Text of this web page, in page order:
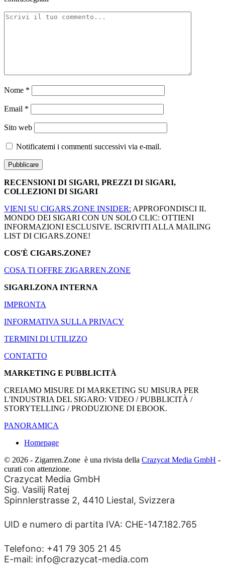
Nome *
Email *
Sito web
Notificatemi i commenti successivi via e-mail.
RECENSIONI DI SIGARI, PREZZI DI SIGARI,
COLLEZIONI DI SIGARI
VIENI SU CIGARS.ZONE INSIDER: APPROFONDISCI IL
MONDO DEI SIGARI CON UN SOLO CLIC: OTTIENI
INFORMAZIONI ESCLUSIVE. ISCRIVITI ALLA MAILING
LIST DI CIGARS.ZONE!
COS'È CIGARS.ZONE?
COSA TI OFFRE ZIGARREN.ZONE
SIGARI.ZONA INTERNA
IMPRONTA
INFORMATIVA SULLA PRIVACY
TERMINI DI UTILIZZO
CONTATTO
MARKETING E PUBBLICITÀ
CREIAMO MISURE DI MARKETING SU MISURA PER
L'INDUSTRIA DEL SIGARO: VIDEO / PUBBLICITÀ /
STORYTELLING / PRODUZIONE DI EBOOK.
PANORAMICA
Homepage
© 2026 - Zigarren.Zone è una rivista della Crazycat Media GmbH -
curati con attenzione.
Crazycat Media GmbH
Sig. Vasilij Ratej
Spinnlerstrasse 2, 4410 Liestal, Svizzera
UID e numero di partita IVA: CHE-147.182.765
Telefono: +41 79 305 21 45
E-mail: info@crazycat-media.com